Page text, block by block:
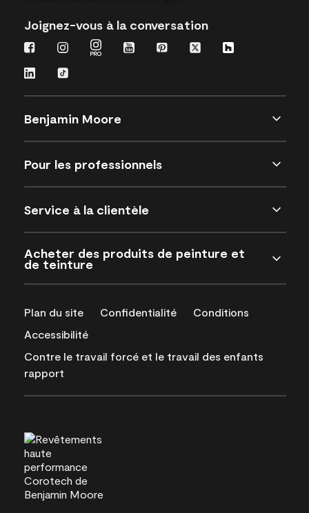
Joignez-vous à la conversation
Benjamin Moore
Pour les professionnels
Service à la clientèle
Acheter des produits de peinture et
de teinture
Plan du site Confidentialité
Conditions
Accessibilité
Contre le travail forcé et le travail des enfants
rapport